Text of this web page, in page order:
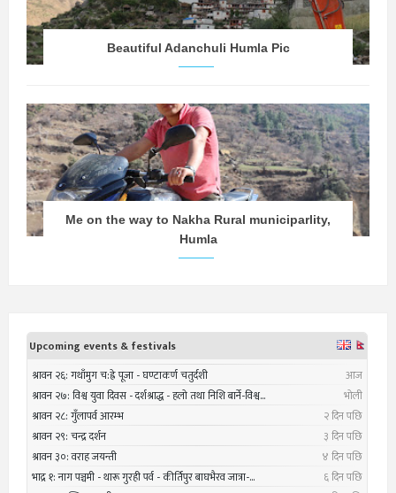
Beautiful Adanchuli Humla Pic
Me on the way to Nakha Rural municiparlity,
Humla